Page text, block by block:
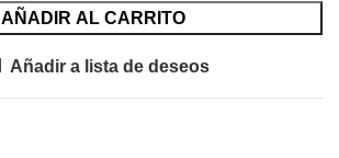
AÑADIR AL CARRITO
Añadir a lista de deseos